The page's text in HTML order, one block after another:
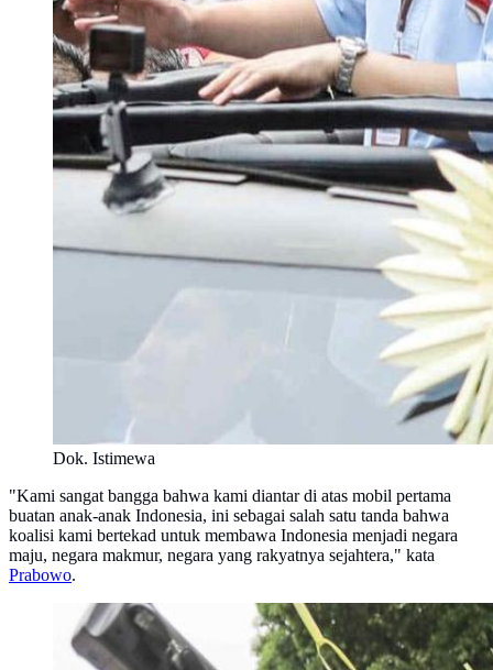
Dok. Istimewa
"Kami sangat bangga bahwa kami diantar di atas mobil pertama
buatan anak-anak Indonesia, ini sebagai salah satu tanda bahwa
koalisi kami bertekad untuk membawa Indonesia menjadi negara
maju, negara makmur, negara yang rakyatnya sejahtera," kata
Prabowo.